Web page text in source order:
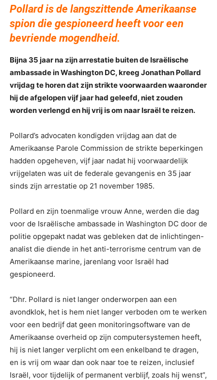
Pollard is de langszittende Amerikaanse
spion die gespioneerd heeft voor een
bevriende mogendheid.
Bijna 35 jaar na zijn arrestatie buiten de Israëlische
ambassade in Washington DC, kreeg Jonathan Pollard
vrijdag te horen dat zijn strikte voorwaarden waaronder
hij de afgelopen vijf jaar had geleefd, niet zouden
worden verlengd en hij vrij is om naar Israël te reizen.
Pollard’s advocaten kondigden vrijdag aan dat de
Amerikaanse Parole Commission de strikte beperkingen
hadden opgeheven, vijf jaar nadat hij voorwaardelijk
vrijgelaten was uit de federale gevangenis en 35 jaar
sinds zijn arrestatie op 21 november 1985.
Pollard en zijn toenmalige vrouw Anne, werden die dag
voor de Israëlische ambassade in Washington DC door de
politie opgepakt nadat was gebleken dat de inlichtingen-
analist die diende in het anti-terrorisme centrum van de
Amerikaanse marine, jarenlang voor Israël had
gespioneerd.
“Dhr. Pollard is niet langer onderworpen aan een
avondklok, het is hem niet langer verboden om te werken
voor een bedrijf dat geen monitoringsoftware van de
Amerikaanse overheid op zijn computersystemen heeft,
hij is niet langer verplicht om een ​​enkelband te dragen,
en is vrij om waar dan ook naar toe te reizen, inclusief
Israël, voor tijdelijk of permanent verblijf, zoals hij wenst”,